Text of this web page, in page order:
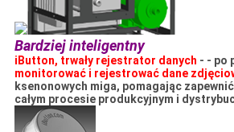
Bardziej inteligentny
iButton, trwały rejestrator danych - - po
monitorować i rejestrować dane
ksenonowych miga, pomagając
całym procesie produkcyjnym i